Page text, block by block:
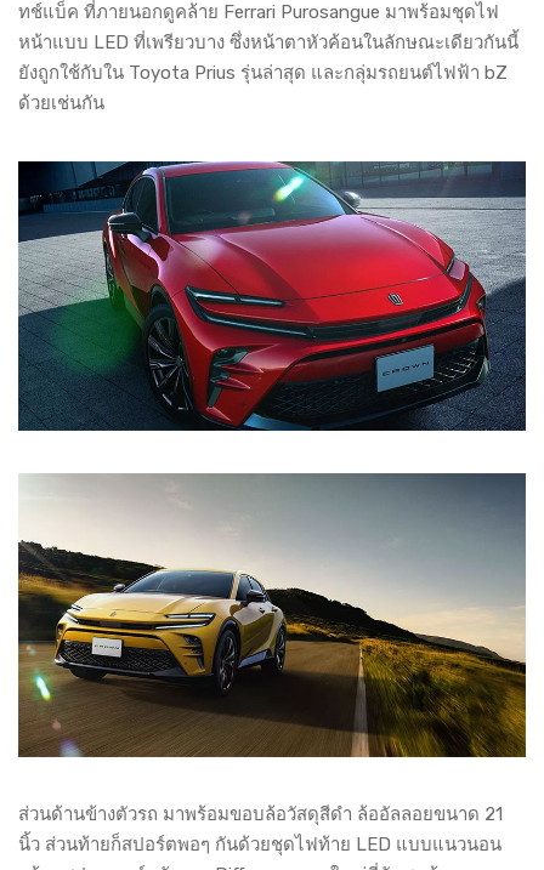
ทช์แบ็ค ที่ภายนอกดูคล้าย Ferrari Purosangue มาพร้อมชุดไฟ
หน้าแบบ LED ที่เพรียวบาง ซึ่งหน้าตาหัวค้อนในลักษณะเดียวกันนี้
ยังถูกใช้กับใน Toyota Prius รุ่นล่าสุด และกลุ่มรถยนต์ไฟฟ้า bZ
ด้วยเช่นกัน
ส่วนด้านข้างตัวรถ มาพร้อมขอบล้อวัสดุสีดำ ล้ออัลลอยขนาด 21
นิ้ว ส่วนท้ายก็สปอร์ตพอๆ กันด้วยชุดไฟท้าย LED แบบแนวนอน